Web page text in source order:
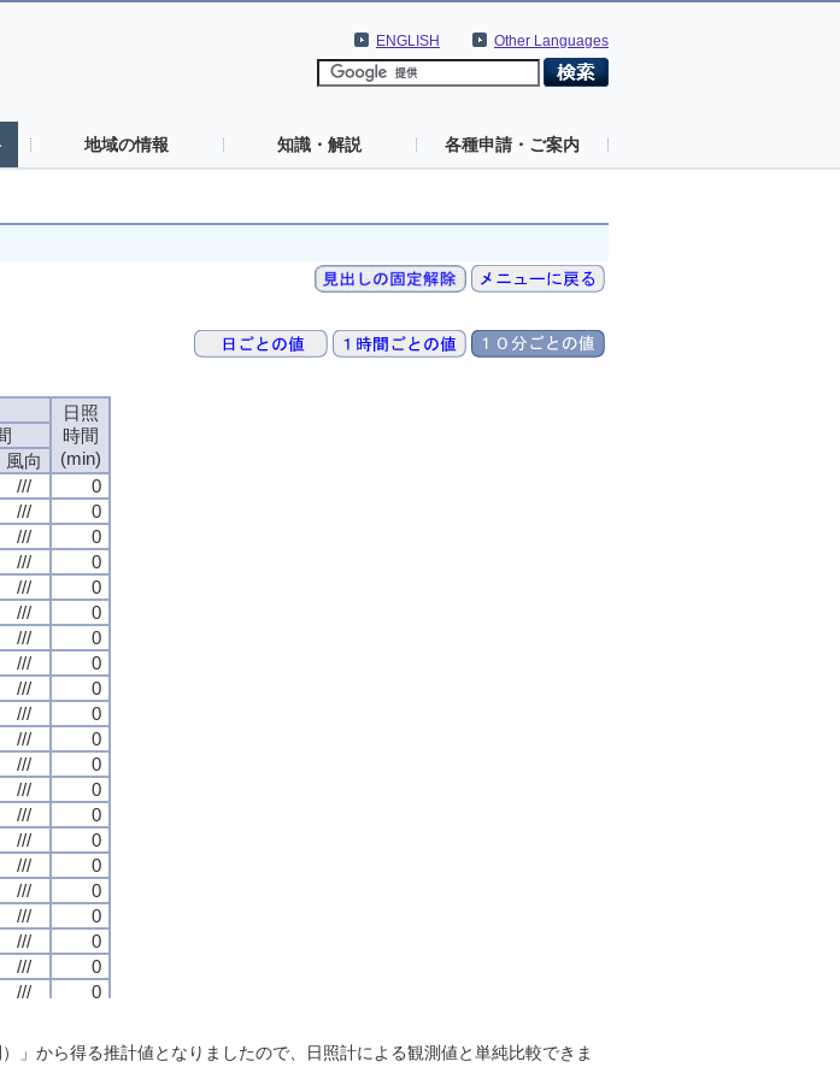
Other Languages
ENGLISH
地域の情報 知識・解説 各種申請・ご案内
日照
時間
(min)
風向
///
0
///
0
///
0
///
0
///
0
///
0
///
0
///
0
///
0
///
0
///
0
///
0
///
0
///
0
///
0
///
0
///
0
///
0
///
0
///
0
///
0
0
/// 0
日照
時間
(min)
風向
///
0
///
0
///
0
///
0
///
0
///
0
///
0
///
0
///
0
///
0
///
0
///
0
///
0
///
0
///
0
///
0
///
0
///
0
///
0
///
0
///
0
0
/// 0
日照
時間
(min)
風向
///
0
///
0
///
0
///
0
///
0
///
0
///
0
///
0
///
0
///
0
///
0
///
0
///
0
///
0
///
0
///
0
///
0
///
0
///
0
///
0
///
0
0
/// 0
日照
時間
(min)
風向
///
0
///
0
///
0
///
0
///
0
///
0
///
0
///
0
///
0
///
0
///
0
///
0
///
0
///
0
///
0
///
0
///
0
///
0
///
0
///
0
///
0
0
/// 0
」から得る推計値となりましたので、日照計による観測値と単純比較できま